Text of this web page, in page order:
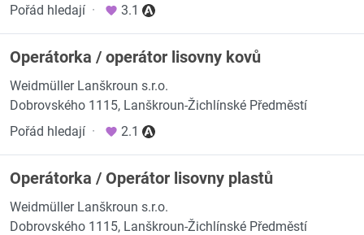
Pořád hledají · 3.1
Operátorka / operátor lisovny kovů
Weidmüller Lanškroun s.r.o.
Dobrovského 1115, Lanškroun-Žichlínské Předměstí
Pořád hledají · 2.1
Operátorka / Operátor lisovny plastů
Weidmüller Lanškroun s.r.o.
Dobrovského 1115, Lanškroun-Žichlínské Předměstí